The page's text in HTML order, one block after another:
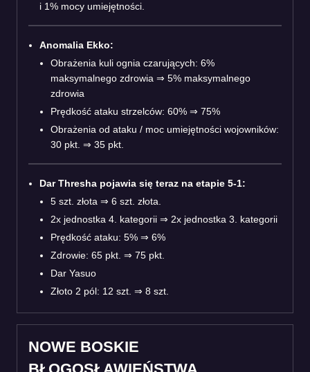
i 1% mocy umiejętności.
Anomalia Ekko:
Obrażenia kuli ognia czarujących: 6%
maksymalnego zdrowia ⇒ 5% maksymalnego
zdrowia
Prędkość ataku strzelców: 60% ⇒ 75%
Obrażenia od ataku / moc umiejętności wojowników:
30 pkt. ⇒ 35 pkt.
Dar Thresha pojawia się teraz na etapie 5-1:
5 szt. złota ⇒ 6 szt. złota.
2x jednostka 4. kategorii ⇒ 2x jednostka 3. kategorii
Prędkość ataku: 5% ⇒ 6%
Zdrowie: 65 pkt. ⇒ 75 pkt.
Dar Yasuo
Złoto 2 pól: 12 szt. ⇒ 8 szt.
NOWE BOSKIE